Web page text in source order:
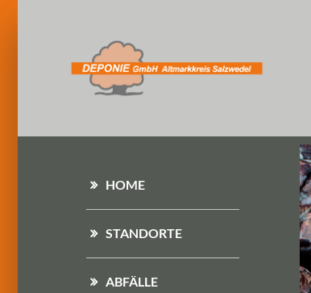
HOME
STANDORTE
ABFÄLLE